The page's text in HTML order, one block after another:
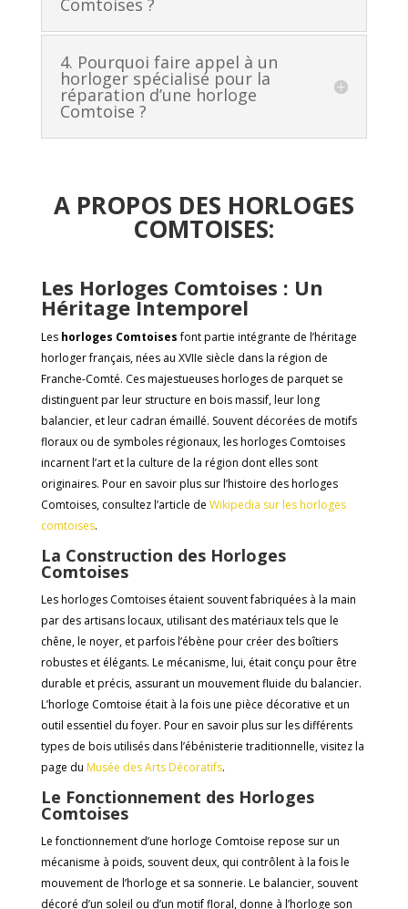
Comtoises ?
4. Pourquoi faire appel à un
horloger spécialisé pour la
réparation d’une horloge
Comtoise ?
A PROPOS DES HORLOGES
COMTOISES:
Les Horloges Comtoises : Un
Héritage Intemporel
Les horloges Comtoisesfont partie intégrante de l’héritage
horloger français, nées au XVIIe siècle dans la région de
Franche-Comté. Ces majestueuses horloges de parquet se
distinguent par leur structure en bois massif, leur long
balancier, et leur cadran émaillé. Souvent décorées de motifs
floraux ou de symboles régionaux, les horloges Comtoises
incarnent l’art et la culture de la région dont elles sont
originaires. Pour en savoir plus sur l’histoire des horloges
Comtoises, consultez l’article de Wikipedia surleshorloges
comtoises.
La Construction des Horloges
Comtoises
Les horloges Comtoises étaient souvent fabriquées à la main
par des artisans locaux, utilisant des matériaux tels que le
chêne, le noyer, et parfois l’ébène pour créer des boîtiers
robustes et élégants. Le mécanisme, lui, était conçu pour être
durable et précis, assurant un mouvement fluide du balancier.
L’horloge Comtoise était à la fois une pièce décorative et un
outil essentiel du foyer. Pour en savoir plus sur les différents
types de bois utilisés dans l’ébénisterie traditionnelle, visitez la
page du Musée desArtsDécoratifs.
Le Fonctionnement des Horloges
Comtoises
Le fonctionnement d’une horloge Comtoise repose sur un
mécanisme à poids, souvent deux, qui contrôlent à la fois le
mouvement de l’horloge et sa sonnerie. Le balancier, souvent
décoré d’un soleil ou d’un motif floral, donne à l’horloge son